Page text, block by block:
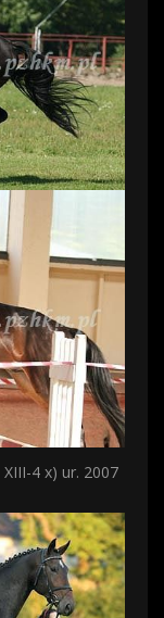
4 x) ur. 2007